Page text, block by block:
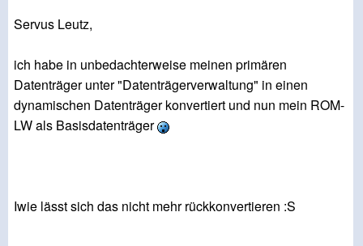
Servus Leutz,
ich habe in unbedachterweise meinen primären
Datenträger unter "Datenträgerverwaltung" in einen
dynamischen Datenträger konvertiert und nun mein ROM-
LW als Basisdatenträger
Iwie lässt sich das nicht mehr rückkonvertieren :S